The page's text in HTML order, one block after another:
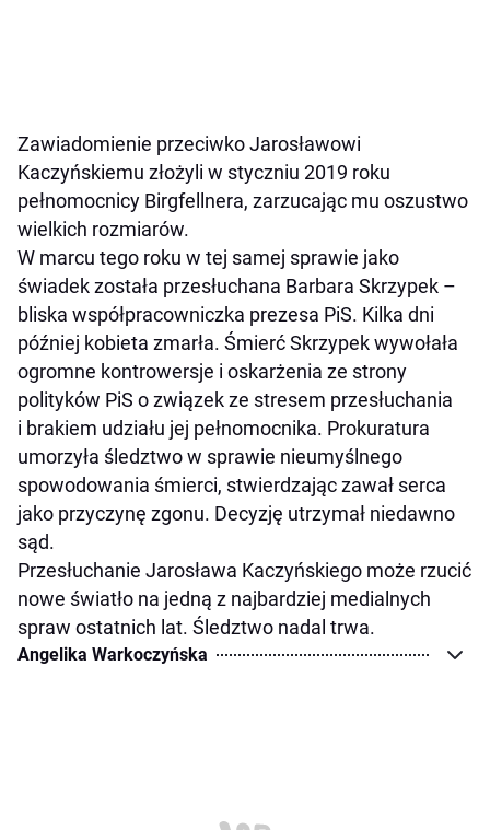
Zawiadomienie przeciwko Jarosławowi
Kaczyńskiemu złożyli w styczniu 2019 roku
pełnomocnicy Birgfellnera, zarzucając mu oszustwo
wielkich rozmiarów.
W marcu tego roku w tej samej sprawie jako
świadek została przesłuchana Barbara Skrzypek –
bliska współpracowniczka prezesa PiS. Kilka dni
później kobieta zmarła. Śmierć Skrzypek wywołała
ogromne kontrowersje i oskarżenia ze strony
polityków PiS o związek ze stresem przesłuchania
i brakiem udziału jej pełnomocnika. Prokuratura
umorzyła śledztwo w sprawie nieumyślnego
spowodowania śmierci, stwierdzając zawał serca
jako przyczynę zgonu. Decyzję utrzymał niedawno
sąd.
Przesłuchanie Jarosława Kaczyńskiego może rzucić
nowe światło na jedną z najbardziej medialnych
spraw ostatnich lat. Śledztwo nadal trwa.
Angelika Warkoczyńska